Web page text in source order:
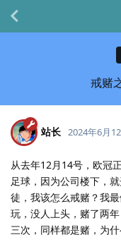
戒赌
站长 2024年6月
从去年12月14号，欧冠
足球，因为公司楼下，
徒，我该怎么戒赌？我
玩，没人上头，赌了两
三次，同样都是赌，为